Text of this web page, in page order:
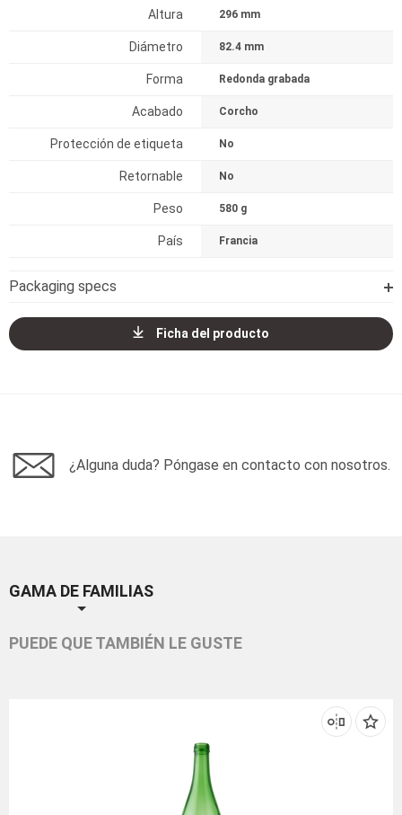
Altura 296 mm
Diámetro 82.4 mm
Forma Redonda grabada
Acabado Corcho
Protección de etiqueta No
Retornable No
Peso 580 g
País Francia
Packaging specs
Ficha del producto
¿Alguna duda? Póngase en contacto con nosotros.
GAMA DE FAMILIAS
PUEDE QUE TAMBIÉN LE GUSTE